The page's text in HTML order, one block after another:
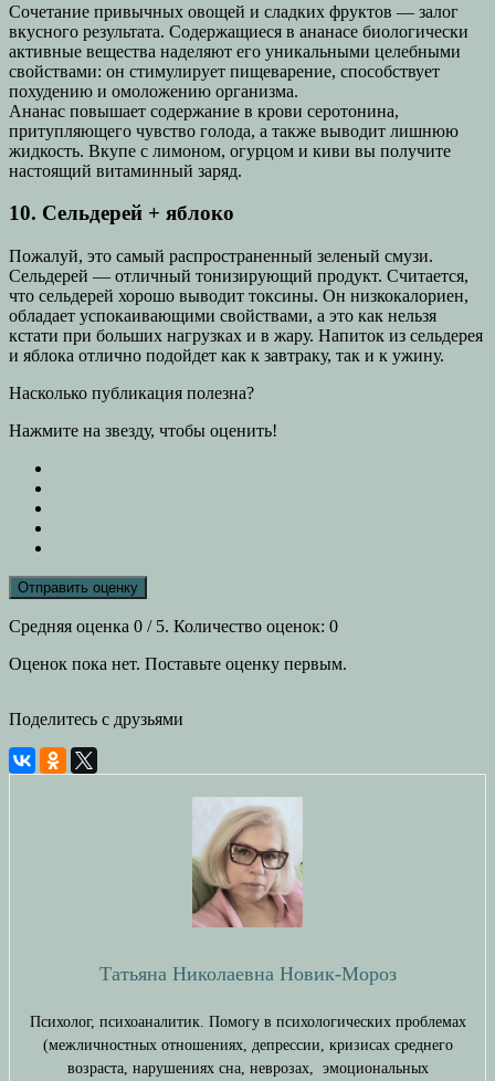
Сочетание привычных овощей и сладких фруктов — залог
вкусного результата. Содержащиеся в ананасе биологически
активные вещества наделяют его уникальными целебными
свойствами: он стимулирует пищеварение, способствует
похудению и омоложению организма.
Ананас повышает содержание в крови серотонина,
притупляющего чувство голода, а также выводит лишнюю
жидкость. Вкупе с лимоном, огурцом и киви вы получите
настоящий витаминный заряд.
10. Сельдерей + яблоко
Пожалуй, это самый распространенный зеленый смузи.
Сельдерей — отличный тонизирующий продукт. Считается,
что сельдерей хорошо выводит токсины. Он низкокалориен,
обладает успокаивающими свойствами, а это как нельзя
кстати при больших нагрузках и в жару. Напиток из сельдерея
и яблока отлично подойдет как к завтраку, так и к ужину.
Насколько публикация полезна?
Нажмите на звезду, чтобы оценить!
Отправить оценку
Средняя оценка 0 / 5. Количество оценок: 0
Оценок пока нет. Поставьте оценку первым.
Поделитесь с друзьями
Татьяна Николаевна Новик-Мороз
Психолог, психоаналитик. Помогу в психологических проблемах
(межличностных отношениях, депрессии, кризисах среднего
возраста, нарушениях сна, неврозах, эмоциональных